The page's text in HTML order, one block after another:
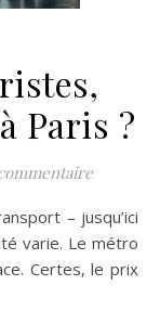
Paris ?
varie. Le métro
Certes, le prix